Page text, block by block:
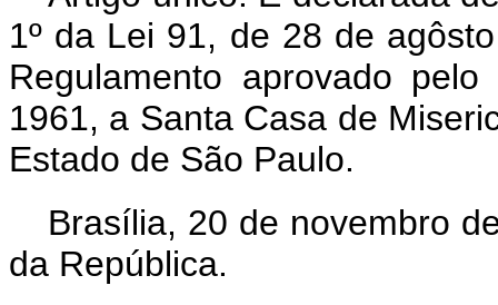
1º da Lei 91, de 28 de
Regulamento aprovado
1961, a Santa Casa de
Estado de São Paulo.
Brasília, 20 de novembro
da República.